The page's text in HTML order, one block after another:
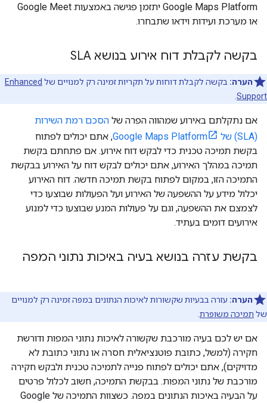
Google Maps Platform יתזמן פגישה באמצעות Google Meet
או מערכת ועידות וידאו שתבחרו.
בקשה לקבלת דוח אירוע בנושא SLA
הערה: בקשה לקבלת דוחות על תקריות זמינה רק למנויים של Enhanced
Support
אם נתקלתם באירוע שמהווה הפרה של הסכם רמת השירות
(SLA) של Google Maps Platform
, אתם יכולים לפתוח
בקשת תמיכה טכנית כדי לבקש דוח אירוע. אם פתחתם בקשת
תמיכה במהלך האירוע, אתם יכולים לבקש דוח על האירוע בבקשת
התמיכה הזו, במקום לפתוח בקשת תמיכה חדשה. דוח האירוע
יכלול מידע על ההשפעה של האירוע ועל הפעולות שבוצעו כדי
לצמצם את ההשפעה, וגם על פעולות המנע שבוצעו כדי למנוע
אירועים דומים בעתיד.
בקשת עזרה בנושא בעיה באיכות נתוני המפה
הערה: עזרה בבעיות שקשורות לאיכות הנתונים במפה זמינה רק למנויים
של תמיכה משופרת
אם יש לכם בעיה מורכבת שקשורה לאיכות נתוני המפות ודורשת
חקירה (למשל, כתובת פוטנציאלית חסרה או נתוני כתובת לא
מדויקים), אתם יכולים לפתוח פנייה לתמיכה טכנית ולבקש חקירה
מורכבת של נתוני המפות. בבקשת התמיכה, חשוב לכלול פרטים
על הבעיה באיכות הנתונים במפה. כשצוות התמיכה של Google